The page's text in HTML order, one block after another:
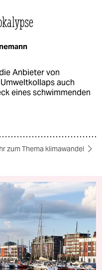
Anbieter von
auch
eines schwimmenden
zum Thema klimawandel